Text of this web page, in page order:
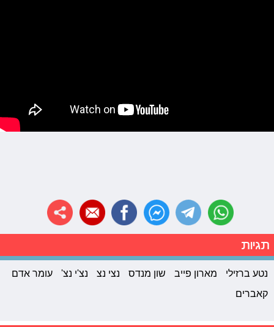
תגיות
נטע ברזילי מארון פייב שון מנדס נצי נצ נצ'י נצ'
עומר אדם
קאברים